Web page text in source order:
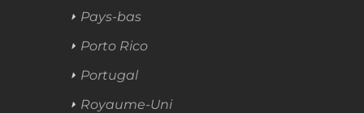
Pays-bas
Porto Rico
Portugal
Royaume-Uni